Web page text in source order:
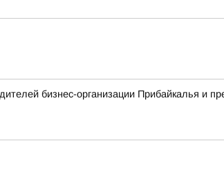
бизнес-организации Прибайкалья и